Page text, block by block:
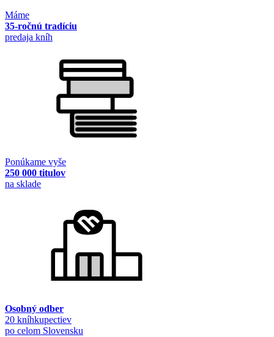
Máme
35-ročnú tradíciu
predaja kníh
Ponúkame vyše
250 000 titulov
na sklade
Osobný odber
20 kníhkupectiev
po celom Slovensku